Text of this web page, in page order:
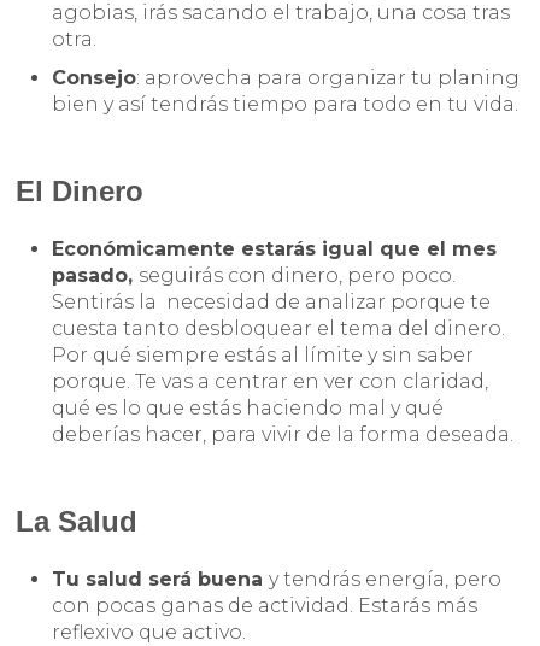
agobias, irás sacando el trabajo, una cosa tras
otra.
Consejo: aprovecha para organizar tu planing
bien y así tendrás tiempo para todo en tu vida.
El Dinero
Económicamente estarás igual que el mes
pasado, seguirás con dinero, pero poco.
Sentirás la necesidad de analizar porque te
cuesta tanto desbloquear el tema del dinero.
Por qué siempre estás al límite y sin saber
porque. Te vas a centrar en ver con claridad,
qué es lo que estás haciendo mal y qué
deberías hacer, para vivir de la forma deseada.
La Salud
Tu salud será buenay tendrás energía, pero
con pocas ganas de actividad. Estarás más
reflexivo que activo.